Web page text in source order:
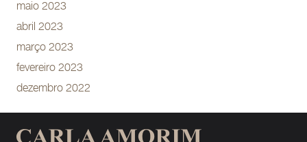
maio 2023
abril 2023
março 2023
fevereiro 2023
dezembro 2022